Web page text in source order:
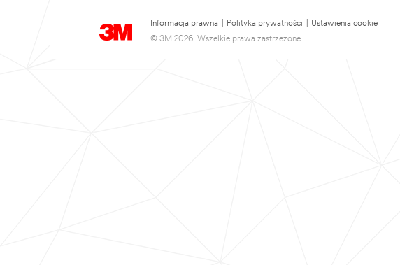
Informacja prawna Polityka prywatności
Ustawienia cookie
© 3M 2026. Wszelkie prawa zastrzeżone.